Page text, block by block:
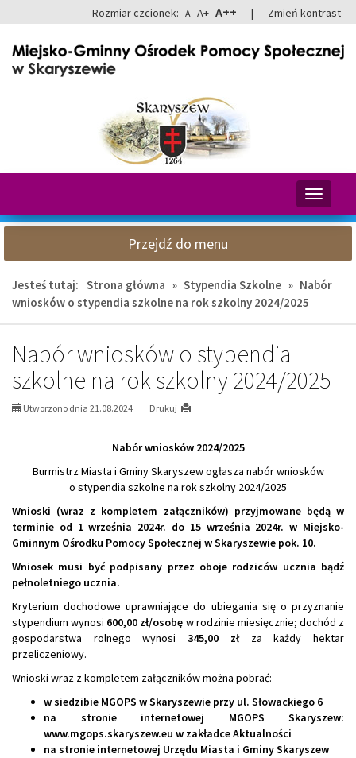
do
treści
do
Rozmiar czcionek: A A+ A++ | Zmień kontrast
Przełącz
Przejdź do menu
Jesteś tutaj: Strona główna » Stypendia Szkolne » Nabór
wniosków o stypendia szkolne na rok szkolny 2024/2025
Nabór wniosków o stypendia
szkolne na rok szkolny 2024/2025
Utworzono dnia 21.08.2024 Drukuj
Nabór wniosków 2024/2025
Burmistrz Miasta i Gminy Skaryszew ogłasza nabór wniosków
o stypendia szkolne na rok szkolny 2024/2025
Wnioski (wraz z kompletem załączników) przyjmowane będą w
terminie od 1 września 2024r. do 15 września 2024r. w Miejsko-
Gminnym Ośrodku Pomocy Społecznej w Skaryszewie pok. 10.
Wniosek musi być podpisany przez oboje rodziców ucznia bądź
pełnoletniego ucznia.
Kryterium dochodowe uprawniające do ubiegania się o przyznanie
stypendium wynosi 600,00 zł/osobę w rodzinie miesięcznie; dochód z
gospodarstwa rolnego wynosi345,00 zł za każdy hektar
przeliczeniowy.
Wnioski wraz z kompletem załączników można pobrać:
w siedzibie MGOPS w Skaryszewie przy ul. Słowackiego 6
na stronie internetowej MGOPS Skaryszew:
www.mgops.skaryszew.eu w zakładce Aktualności
na stronie internetowej Urzędu Miasta i Gminy Skaryszew